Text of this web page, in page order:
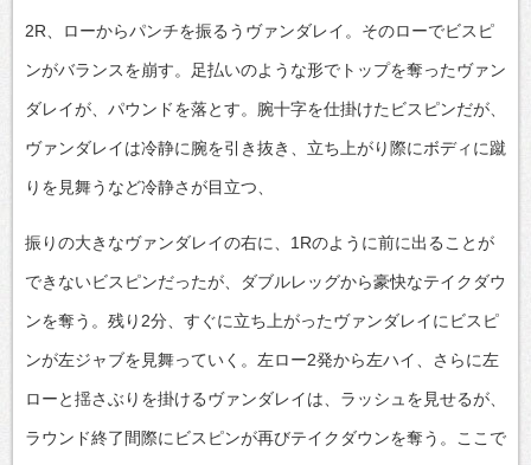
2R、ローからパンチを振るうヴァンダレイ。そのローでビスピ
ンがバランスを崩す。足払いのような形でトップを奪ったヴァン
ダレイが、パウンドを落とす。腕十字を仕掛けたビスピンだが、
ヴァンダレイは冷静に腕を引き抜き、立ち上がり際にボディに蹴
りを見舞うなど冷静さが目立つ、
振りの大きなヴァンダレイの右に、1Rのように前に出ることが
できないビスピンだったが、ダブルレッグから豪快なテイクダウ
ンを奪う。残り2分、すぐに立ち上がったヴァンダレイにビスピ
ンが左ジャブを見舞っていく。左ロー2発から左ハイ、さらに左
ローと揺さぶりを掛けるヴァンダレイは、ラッシュを見せるが、
ラウンド終了間際にビスピンが再びテイクダウンを奪う。ここで